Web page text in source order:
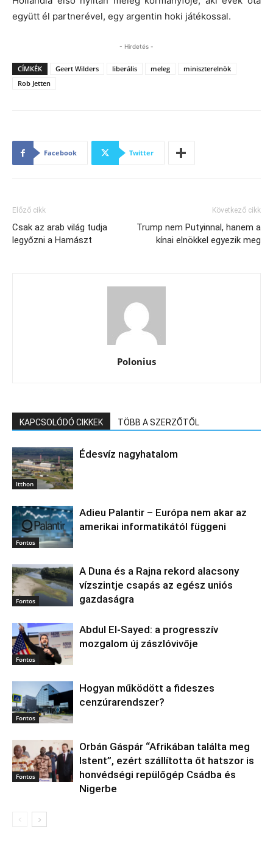
együtt él partnerével, egy argentin hoki játékossal.
- Hirdetés -
CÍMKÉK Geert Wilders liberális meleg
miniszterelnök
Rob Jetten
Facebook Twitter
Előző cikk
Csak az arab világ tudja
legyőzni a Hamászt
Következő cikk
Trump nem Putyinnal, hanem a
kínai elnökkel egyezik meg
Polonius
KAPCSOLÓDÓ CIKKEK TÖBB A SZERZŐTŐL
Itthon
Édesvíz nagyhatalom
Fontos
Adieu Palantir – Európa nem akar az
amerikai informatikától függeni
Fontos
A Duna és a Rajna rekord alacsony
vízszintje csapás az egész uniós
gazdaságra
Fontos
Abdul El‑Sayed: a progresszív
mozgalom új zászlóvivője
Fontos
Hogyan működött a fideszes
cenzúrarendszer?
Fontos
Orbán Gáspár “Afrikában találta meg
Istent”, ezért szállította őt hatszor is
honvédségi repülőgép Csádba és
Nigerbe